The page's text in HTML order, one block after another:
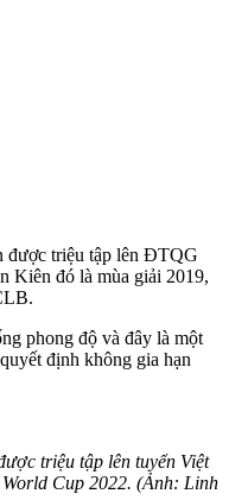
được triệu tập lên ĐTQG
Kiên đó là mùa giải 2019,
phong độ và đây là một
định không gia hạn
triệu tập lên tuyển Việt
Cup 2022. (Ảnh: Linh